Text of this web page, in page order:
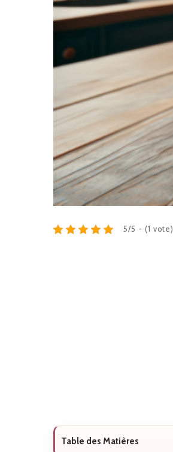
5/5 - (1 vote)
Table des Matières